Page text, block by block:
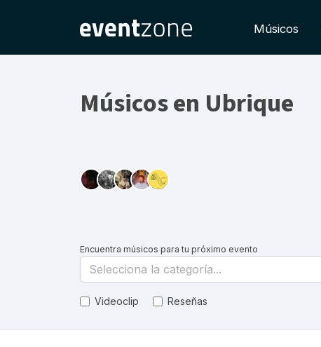
Músicos
Músicos en Ubrique
Encuentra músicos para tu próximo evento
Selecciona la categoría...
Videoclip Reseñas